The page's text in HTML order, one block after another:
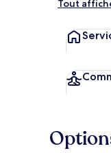
Tout